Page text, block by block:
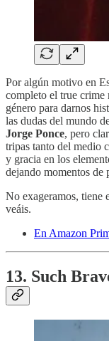
Por algún motivo en
completo el true crime
género para darnos
las dudas del mundo
Jorge Ponce, pero
tripas tanto del medio
y gracia en los
dejando momentos de
No exageramos, tiene
veáis.
En Amazon
13. Such